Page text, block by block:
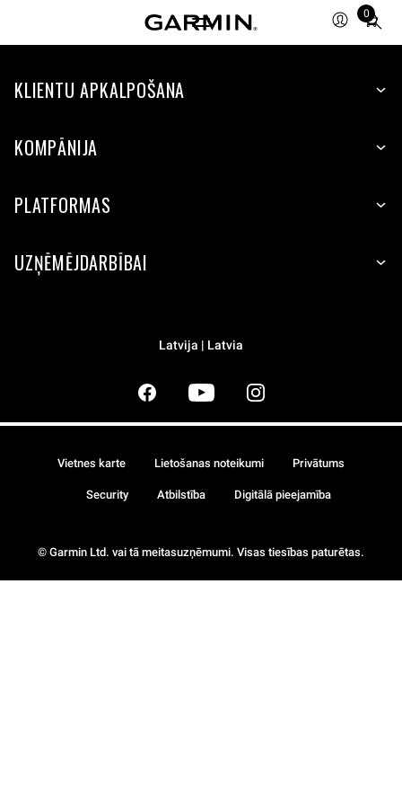
0
Total
items
cart:
KLIENTU APKALPOŠANA
KOMPĀNIJA
PLATFORMAS
UZŅĒMĒJDARBĪBAI
Latvija | Latvia
© Garmin Ltd. vai tā meitasuzņēmumi. Visas tiesības paturētas.
Vietnes karte Lietošanas noteikumi Privātums
Security Atbilstība Digitālā pieejamība